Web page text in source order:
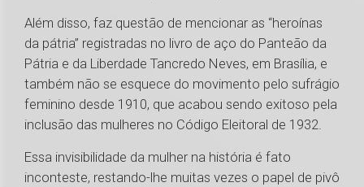
Além disso, faz questão de mencionar as “heroínas
da pátria” registradas no livro de aço do Panteão da
Pátria e da Liberdade Tancredo Neves, em Brasília, e
também não se esquece do movimento pelo sufrágio
feminino desde 1910, que acabou sendo exitoso pela
inclusão das mulheres no Código Eleitoral de 1932.
Essa invisibilidade da mulher na história é fato
inconteste, restando-lhe muitas vezes o papel de pivô